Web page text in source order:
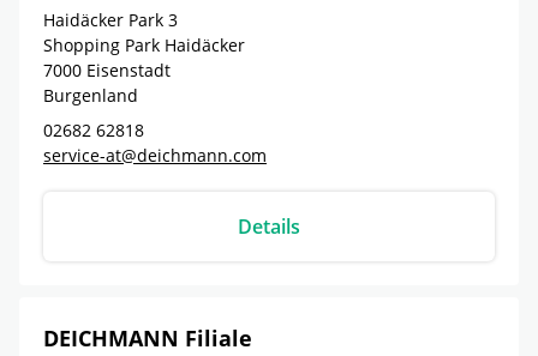
Haidäcker Park 3
Shopping Park Haidäcker
7000 Eisenstadt
Burgenland
02682 62818
service-at@deichmann.com
Details
DEICHMANN Filiale